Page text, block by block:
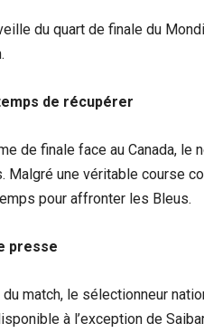
du quart de finale du
de récupérer
de finale face au Canada, le
Malgré une véritable course
pour affronter les Bleus.
presse
match, le sélectionneur
à l’exception de